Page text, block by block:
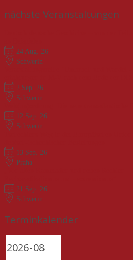
nächste Veranstaltungen
24 Aug. 26
Schwerin
2 Sep. 26
Schwerin
12 Sep. 26
Schwerin
13 Sep. 26
Praha
21 Sep. 26
Schwerin
Terminkalender